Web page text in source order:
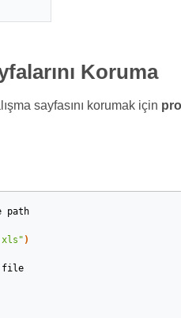
Koruma
sayfasını korumak için
path
)
file